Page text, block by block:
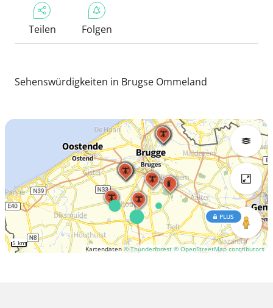
Teilen Folgen
Sehenswürdigkeiten in Brugse Ommeland
Kartendaten© Thunderforest © OpenStreetMap contributors
PLUS
5 km